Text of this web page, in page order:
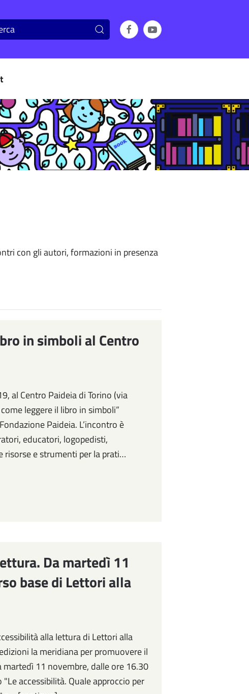
con gli autori, formazioni in presenza
in simboli al Centro
al Centro Paideia di Torino (via
leggere il libro in simboli”
Paideia. L’incontro è
educatori, logopedisti,
risorse e strumenti per la prati…
Da martedì 11
base di Lettori alla
alla lettura di Lettori alla
la meridiana per promuovere il
11 novembre, dalle ore 16.30
accessibilità. Quale approccio per